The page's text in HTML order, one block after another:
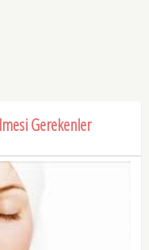
Gerekenler